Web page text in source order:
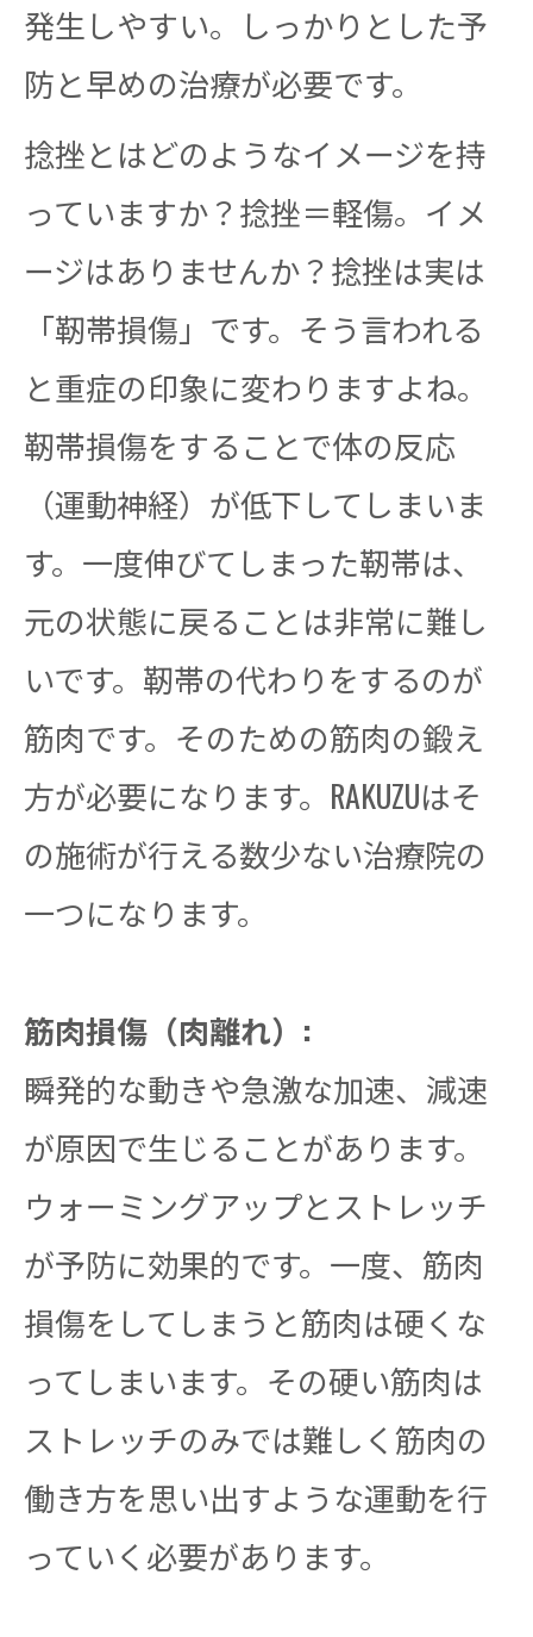
発生しやすい。しっかりとした予
防と早めの治療が必要です。
捻挫とはどのようなイメージを持
っていますか？捻挫＝軽傷。イメ
ージはありませんか？捻挫は実は
「靭帯損傷」です。そう言われる
と重症の印象に変わりますよね。
靭帯損傷をすることで体の反応
（運動神経）が低下してしまいま
す。一度伸びてしまった靭帯は、
元の状態に戻ることは非常に難し
いです。靭帯の代わりをするのが
筋肉です。そのための筋肉の鍛え
方が必要になります。RAKUZUはそ
の施術が行える数少ない治療院の
一つになります。
筋肉損傷（肉離れ）:
瞬発的な動きや急激な加速、減速
が原因で生じることがあります。
ウォーミングアップとストレッチ
が予防に効果的です。一度、筋肉
損傷をしてしまうと筋肉は硬くな
ってしまいます。その硬い筋肉は
ストレッチのみでは難しく筋肉の
働き方を思い出すような運動を行
っていく必要があります。